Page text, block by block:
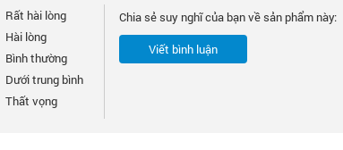
Rất hài lòng
Hài lòng
Bình thường
Dưới trung bình
Thất vọng
Chia sẻ suy nghĩ của bạn về sản phẩm này:
Viết bình luận